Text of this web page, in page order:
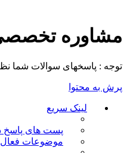
مشاوره
توجه : پاسخهای سوالات شما
پرش به محتوا
لینک سریع
پست های پاسخ
موضوعات فعال